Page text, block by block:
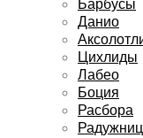
Данио
Цихлиды
Лабео
Боция
Расбора